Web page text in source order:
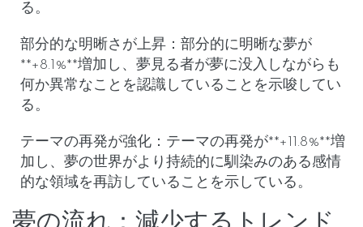
る。
部分的な明晰さが上昇 ： 部分的に明晰な夢が
**+8.1%**増加し、夢見る者が夢に没入しながらも
何か異常なことを認識していることを示唆してい
る。
テーマの再発が強化 ： テーマの再発が**+11.8%**増
加し、夢の世界がより持続的に馴染みのある感情
的な領域を再訪していることを示している。